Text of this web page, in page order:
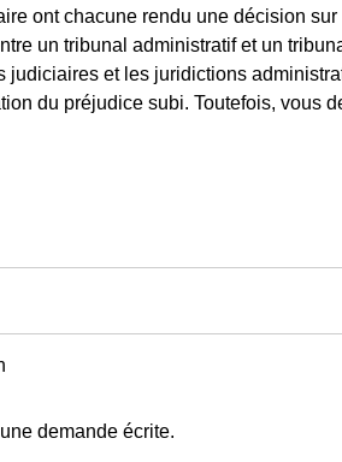
ont chacune rendu une décision
un tribunal administratif et un
et les juridictions
du préjudice subi. Toutefois, vous
demande écrite.